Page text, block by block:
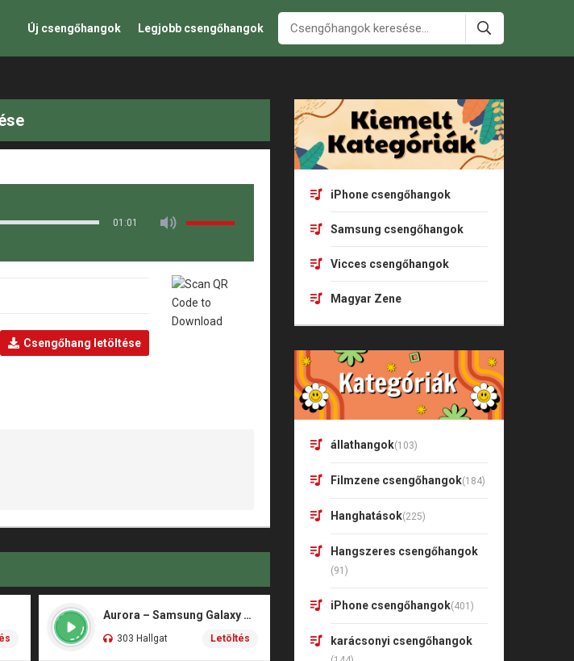
Új csengőhangok Legjobb csengőhangok
01:01
Csengőhang letöltése
Aurora – Samsung Galaxy S26
303 Hallgat Letöltés
iPhone csengőhangok
Samsung csengőhangok
Vicces csengőhangok
Magyar Zene
állathangok(103)
Filmzene csengőhangok(184)
Hanghatások(225)
Hangszeres csengőhangok
(91)
iPhone csengőhangok(401)
karácsonyi csengőhangok